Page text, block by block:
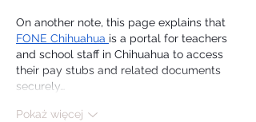
On another note, this page explains that
FONE Chihuahua is a portal for teachers
and school staff in Chihuahua to access
their pay stubs and related documents
securely…
Pokaż więcej